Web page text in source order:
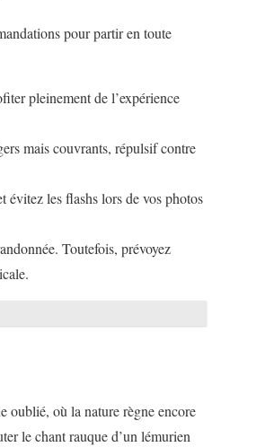
pour partir en toute
pleinement de l’expérience
mais couvrants, répulsif contre
évitez les flashs lors de vos photos
Toutefois, prévoyez
oublié, où la nature règne encore
le chant rauque d’un lémurien